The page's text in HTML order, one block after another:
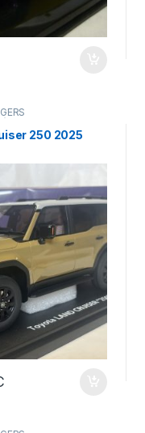
250 2025